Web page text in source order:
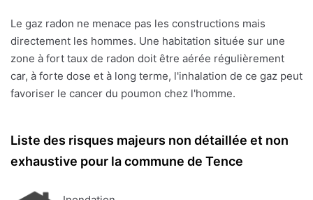
Le gaz radon ne menace pas les constructions mais
directement les hommes. Une habitation située sur une
zone à fort taux de radon doit être aérée régulièrement
car, à forte dose et à long terme, l'inhalation de ce gaz peut
favoriser le cancer du poumon chez l'homme.
Liste des risques majeurs non détaillée et non
exhaustive pour la commune de Tence